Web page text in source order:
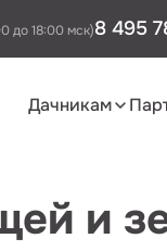
до 18:00 мск)8 495
Дачникам
и